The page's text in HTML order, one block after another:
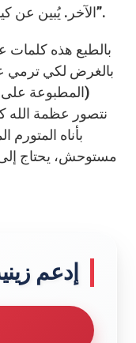
الآخر. يُبين عن كيانه الإلهي من خلال التجرد عن الذات”.
بالطبع هذه كلمات
بالغرض لكي ترمي
(المطبوعة على
نتصور عظمة الله
بأناه
مستوحش، يحتاج
إدعم